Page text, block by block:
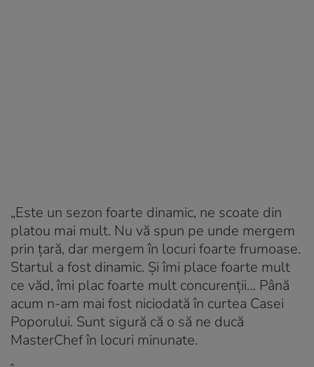
„Este un sezon foarte dinamic, ne scoate din
platou mai mult. Nu vă spun pe unde mergem
prin țară, dar mergem în locuri foarte frumoase.
Startul a fost dinamic. Și îmi place foarte mult
ce văd, îmi plac foarte mult concurenții… Până
acum n-am mai fost niciodată în curtea Casei
Poporului. Sunt sigură că o să ne ducă
MasterChef în locuri minunate.